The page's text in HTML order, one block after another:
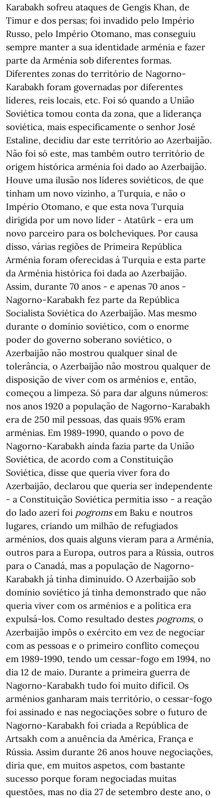
Karabakh sofreu ataques de Gengis Khan, de
Timur e dos persas; foi invadido pelo Império
Russo, pelo Império Otomano, mas conseguiu
sempre manter a sua identidade arménia e fazer
parte da Arménia sob diferentes formas.
Diferentes zonas do território de Nagorno-
Karabakh foram governadas por diferentes
líderes, reis locais, etc. Foi só quando a União
Soviética tomou conta da zona, que a liderança
soviética, mais especificamente o senhor José
Estaline, decidiu dar este território ao Azerbaijão.
Não foi só este, mas também outro território de
origem histórica arménia foi dado ao Azerbaijão.
Houve uma ilusão nos líderes soviéticos, de que
tinham um novo vizinho, a Turquia, e não o
Império Otomano, e que esta nova Turquia
dirigida por um novo líder - Atatürk - era um
novo parceiro para os bolcheviques. Por causa
disso, várias regiões de Primeira República
Arménia foram oferecidas à Turquia e esta parte
da Arménia histórica foi dada ao Azerbaijão.
Assim, durante 70 anos - e apenas 70 anos -
Nagorno-Karabakh fez parte da República
Socialista Soviética do Azerbaijão. Mas mesmo
durante o domínio soviético, com o enorme
poder do governo soberano soviético, o
Azerbaijão não mostrou qualquer sinal de
tolerância, o Azerbaijão não mostrou qualquer de
disposição de viver com os arménios e, então,
começou a limpeza. Só para dar alguns números:
nos anos 1920 a população de Nagorno-Karabakh
era de 250 mil pessoas, das quais 95% eram
arménias. Em 1989-1990, quando o povo de
Nagorno-Karabakh ainda fazia parte da União
Soviética, de acordo com a Constituição
Soviética, disse que queria viver fora do
Azerbaijão, declarou que queria ser independente
- a Constituição Soviética permitia isso - a reação
do lado azeri foi pogromsem Baku e noutros
lugares, criando um milhão de refugiados
arménios, dos quais alguns vieram para a Arménia,
outros para a Europa, outros para a Rússia, outros
para o Canadá, mas a população de Nagorno-
Karabakh já tinha diminuído. O Azerbaijão sob
domínio soviético já tinha demonstrado que não
queria viver com os arménios e a política era
expulsá-los. Como resultado destes pogroms, o
Azerbaijão impôs o exército em vez de negociar
com as pessoas e o primeiro conflito começou
em 1989-1990, tendo um cessar-fogo em 1994, no
dia 12 de maio. Durante a primeira guerra de
Nagorno-Karabakh tudo foi muito difícil. Os
arménios ganharam mais território, o cessar-fogo
foi assinado e nas negociações sobre o futuro de
Nagorno-Karabakh foi criada a República de
Artsakh com a anuência da América, França e
Rússia. Assim durante 26 anos houve negociações,
diria que, em muitos aspetos, com bastante
sucesso porque foram negociadas muitas
questões, mas no dia 27 de setembro deste ano, o